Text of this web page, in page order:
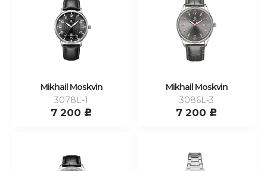
Mikhail Moskvin
3078L-1
7 200 c
Mikhail Moskvin
3086L-3
7 200 c